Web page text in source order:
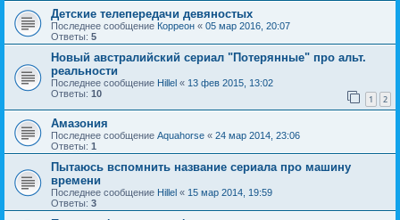
Детские телепередачи девяностых
Последнее сообщение Корреон « 05 мар 2016, 20:07
Ответы: 5
Новый австралийский сериал "Потерянные" про альт.
реальности
Последнее сообщение Hillel « 13 фев 2015, 13:02
Ответы: 10 1 2
Амазония
Последнее сообщение Aquahorse « 24 мар 2014, 23:06
Ответы: 1
Пытаюсь вспомнить название сериала про машину
времени
Последнее сообщение Hillel « 15 мар 2014, 19:59
Ответы: 3